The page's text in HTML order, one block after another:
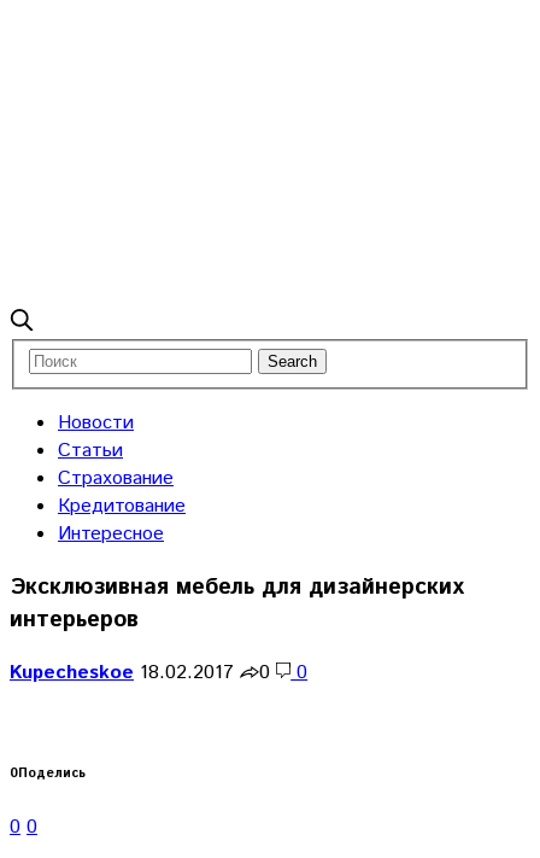
Новости
Статьи
Страхование
Кредитование
Интересное
Эксклюзивная мебель для дизайнерских
интерьеров
Kupecheskoe 18.02.2017 0 0
0Поделись
0 0